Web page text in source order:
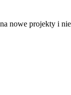
nowe projekty i